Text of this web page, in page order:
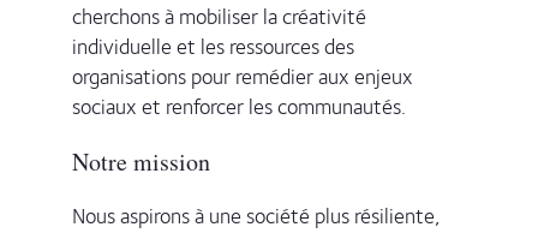
cherchons à mobiliser la créativité
individuelle et les ressources des
organisations pour remédier aux enjeux
sociaux et renforcer les communautés.
Notre mission
Nous aspirons à une société plus résiliente,